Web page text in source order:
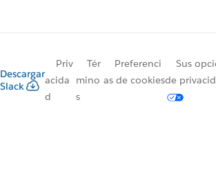
Descargar
Slack
Priv
acida
d
Tér
mino
s
Preferenci
as de cookies
Sus
de